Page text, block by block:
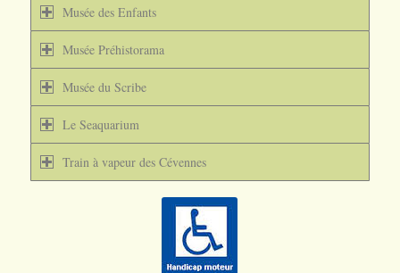
Musée des Enfants
Musée Préhistorama
Musée du Scribe
Le Seaquarium
Train à vapeur des Cévennes